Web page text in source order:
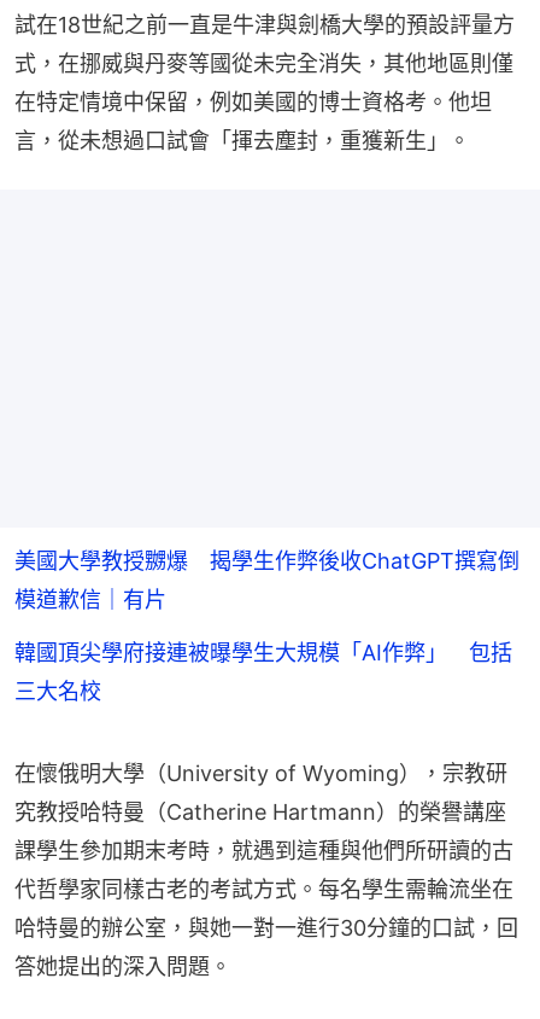
試在18世紀之前一直是牛津與劍橋大學的預設評量方
式，在挪威與丹麥等國從未完全消失，其他地區則僅
在特定情境中保留，例如美國的博士資格考。他坦
言，從未想過口試會「揮去塵封，重獲新生」。
美國大學教授嬲爆 揭學生作弊後收ChatGPT撰寫倒
模道歉信｜有片
韓國頂尖學府接連被曝學生大規模「AI作弊」 包括
三大名校
在懷俄明大學（University of Wyoming），宗教研
究教授哈特曼（Catherine Hartmann）的榮譽講座
課學生參加期末考時，就遇到這種與他們所研讀的古
代哲學家同樣古老的考試方式。每名學生需輪流坐在
哈特曼的辦公室，與她一對一進行30分鐘的口試，回
答她提出的深入問題。